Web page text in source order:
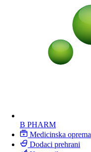
B PHARM
Medicinska oprema
Dodaci prehrani